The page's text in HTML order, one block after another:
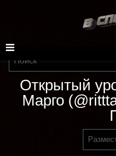
Открытый
Марго